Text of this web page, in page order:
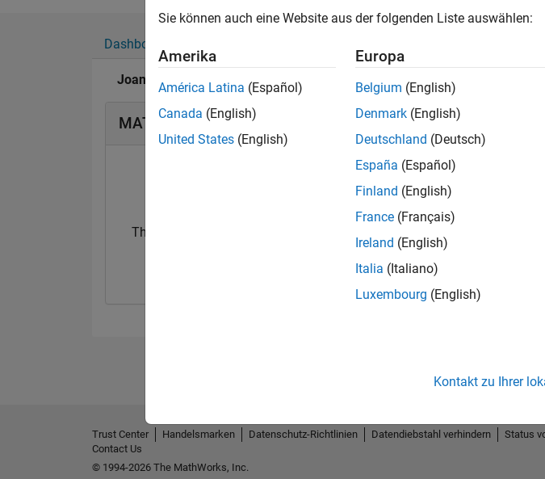
Dashboard
Joan Lo's Abzeichen
MATLAB Answers Abzeichen
Thankful Level 1
Sie können auch eine Website aus der folgenden Liste auswählen:
Amerika
América Latina (Español)
Canada (English)
United States (English)
Europa
Belgium (English)
Denmark (English)
Deutschland (Deutsch)
España (Español)
Finland (English)
France (Français)
Ireland (English)
Italia (Italiano)
Luxembourg (English)
Kontakt zu Ihrer
Trust Center Handelsmarken Datenschutz-Richtlinien Datendiebstahl verhindern Status
Contact Us
© 1994-2026 The MathWorks, Inc.